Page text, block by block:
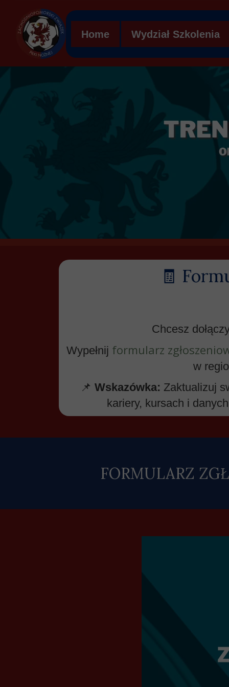
FORMULARZ
🧾
Chcesz
Wypełnij formularz
w
📌 Wskazówka: Zaktualizuj
kariery, kursach i
Home Wydział Szkolenia
Regulamin WS ZZPN
Mobilna Akademia